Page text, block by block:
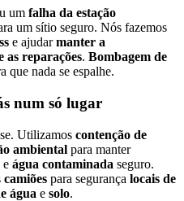
um falha da estação
um sítio seguro. Nós fazemos
e ajudarmanter a
as reparações. Bombagem de
que nada se espalhe.
num só lugar
Utilizamos contenção de
ambiental para manter
e água contaminada seguro.
camiões para segurança locais de
água e solo.